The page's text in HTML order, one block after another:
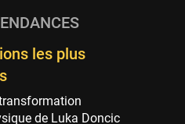
89 sessions
Milwaukee Bucks
Hoop Culture
les plus
de Luka Doncic